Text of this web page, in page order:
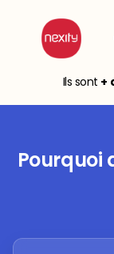
Ils sont +
Pourquoi